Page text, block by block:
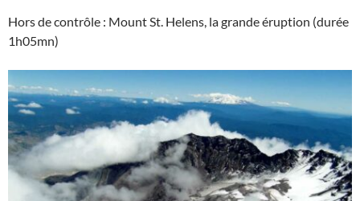
Hors de contrôle : Mount St. Helens, la grande éruption (durée
1h05mn)